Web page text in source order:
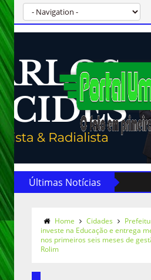
Últimas Notícias
Home Cidades
investe na Educação e entrega
nos primeiros seis meses de
Rolim